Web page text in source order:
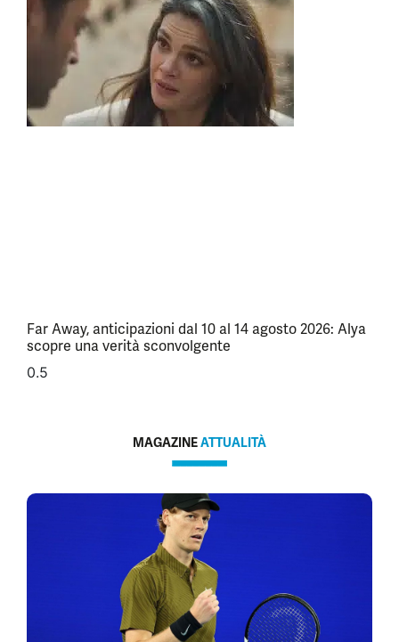
Far Away, anticipazioni dal 10 al 14 agosto 2026: Alya
scopre una verità sconvolgente
MAGAZINEATTUALITÀ